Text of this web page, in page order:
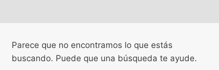
Parece que no encontramos lo que estás
buscando. Puede que una búsqueda te ayude.